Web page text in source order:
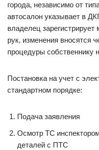
города, независимо от
автосалон указывает в
владелец
рук, изменения вносятся
процедуры собственнику
Постановка на учет с
стандартном порядке:
Подача заявления
Осмотр ТС
деталей с ПТС